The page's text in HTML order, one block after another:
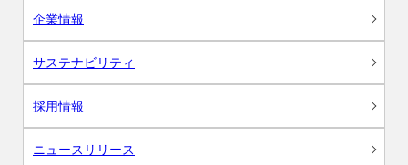
企業情報
サステナビリティ
採用情報
ニュースリリース